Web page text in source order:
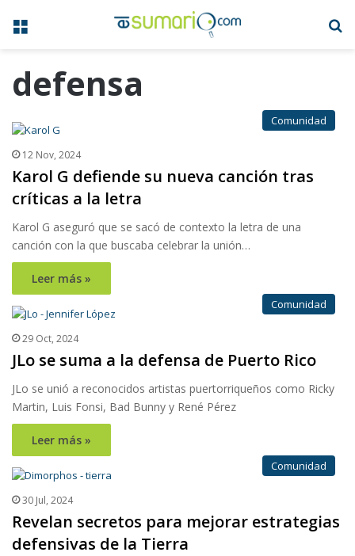
Menú
defensa
Comunidad
12 Nov, 2024
Karol G defiende su nueva canción tras
críticas a la letra
Karol G aseguró que se sacó de contexto la letra de una
canción con la que buscaba celebrar la unión…
Leer más »
Comunidad
29 Oct, 2024
JLo se suma a la defensa de Puerto Rico
JLo se unió a reconocidos artistas puertorriqueños como Ricky
Martin, Luis Fonsi, Bad Bunny y René Pérez
Leer más »
Comunidad
30 Jul, 2024
Revelan secretos para mejorar estrategias
defensivas de la Tierra